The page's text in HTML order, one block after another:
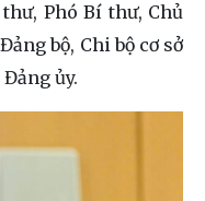
Phó Bí thư, Chủ
bộ, Chi bộ cơ sở
ủy.